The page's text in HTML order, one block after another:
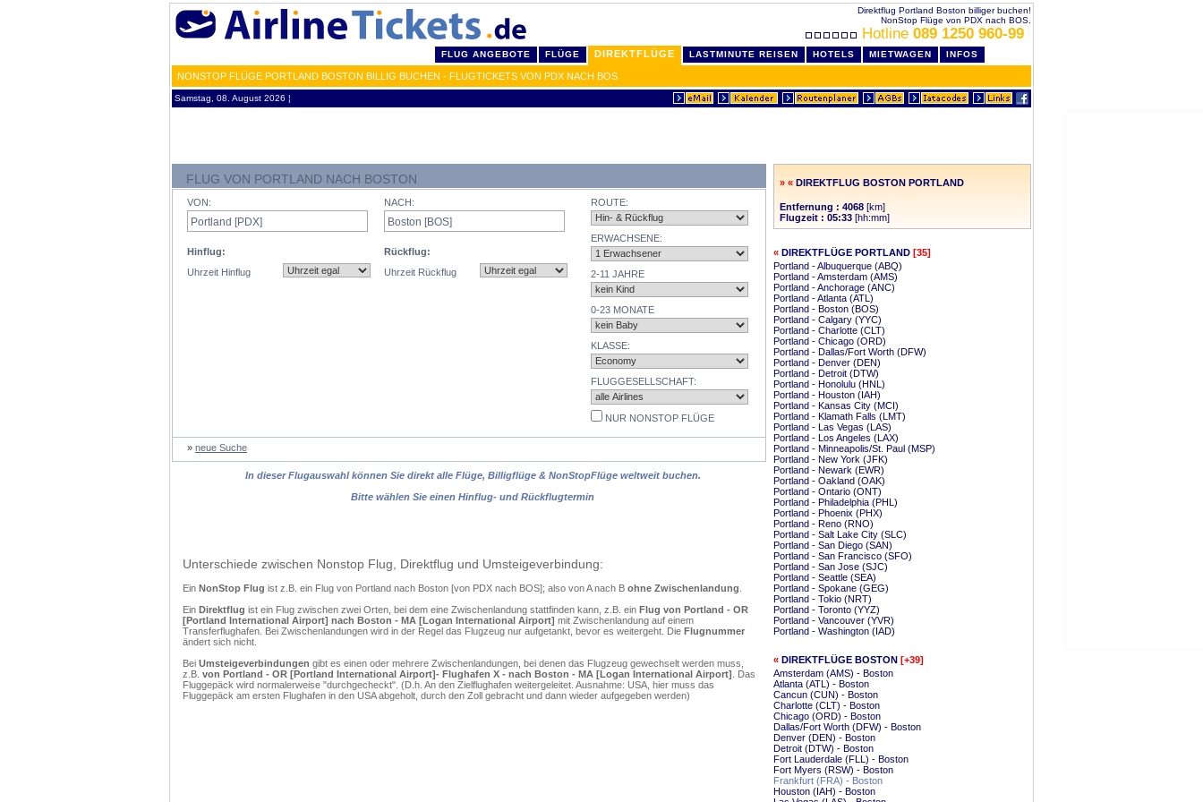
Direktflug Portland Boston billiger buchen!
NonStop Flüge von PDX nach BOS.
Hotline 089 1250 960-99
FLUG ANGEBOTE FLÜGE DIREKTFLÜGE LASTMINUTE REISEN HOTELS MIETWAGEN INFOS
NONSTOP FLÜGE PORTLAND BOSTON BILLIG BUCHEN - FLUGTICKETS VON PDX NACH BOS
Samstag, 08. August 2026 ¦
FLUG VON PORTLAND NACH BOSTON
VON:
Hinflug:
Uhrzeit Hinflug
NACH:
Rückflug:
Uhrzeit Rückflug
ROUTE:
ERWACHSENE:
2-11 JAHRE
0-23 MONATE
KLASSE:
FLUGGESELLSCHAFT:
NUR NONSTOP FLÜGE
» neue Suche
In dieser Flugauswahl können Sie direkt alle Flüge, Billigflüge & NonStopFlüge weltweit buchen.
Bitte wählen Sie einen Hinflug- und Rückflugtermin
Unterschiede zwischen Nonstop Flug, Direktflug und Umsteigeverbindung:
Ein NonStop Flug ist z.B. ein Flug von Portland nach Boston [von PDX nach BOS]; also von A nach B ohne Zwischenlandung
Ein Direktflug ist ein Flug zwischen zwei Orten, bei dem eine Zwischenlandung stattfinden kann, z.B. ein Flug von Portland - OR
[Portland International Airport] nach Boston - MA [Logan International Airport] mit Zwischenlandung auf einem
Transferflughafen. Bei Zwischenlandungen wird in der Regel das Flugzeug nur aufgetankt, bevor es weitergeht. Die Flugnummer
ändert sich nicht.
Bei Umsteigeverbindungen gibt es einen oder mehrere Zwischenlandungen, bei denen das Flugzeug gewechselt werden muss,
z.B. von Portland - OR [Portland International Airport]- Flughafen X - nach Boston - MA [Logan International Airport] . Das
Fluggepäck wird normalerweise "durchgecheckt". (D.h. An den Zielflughafen weitergeleitet. Ausnahme: USA, hier muss das
Fluggepäck am ersten Flughafen in den USA abgeholt, durch den Zoll gebracht und dann wieder aufgegeben werden)
» « DIREKTFLUG BOSTON PORTLAND
Entfernung : 4068 [km]
Flugzeit : 05:33 [hh:mm]
« DIREKTFLÜGE PORTLAND [35]
Portland - Albuquerque (ABQ)
Portland - Amsterdam (AMS)
Portland - Anchorage (ANC)
Portland - Atlanta (ATL)
Portland - Boston (BOS)
Portland - Calgary (YYC)
Portland - Charlotte (CLT)
Portland - Chicago (ORD)
Portland - Dallas/Fort Worth (DFW)
Portland - Denver (DEN)
Portland - Detroit (DTW)
Portland - Honolulu (HNL)
Portland - Houston (IAH)
Portland - Kansas City (MCI)
Portland - Klamath Falls (LMT)
Portland - Las Vegas (LAS)
Portland - Los Angeles (LAX)
Portland - Minneapolis/St. Paul (MSP)
Portland - New York (JFK)
Portland - Newark (EWR)
Portland - Oakland (OAK)
Portland - Ontario (ONT)
Portland - Philadelphia (PHL)
Portland - Phoenix (PHX)
Portland - Reno (RNO)
Portland - Salt Lake City (SLC)
Portland - San Diego (SAN)
Portland - San Francisco (SFO)
Portland - San Jose (SJC)
Portland - Seattle (SEA)
Portland - Spokane (GEG)
Portland - Tokio (NRT)
Portland - Toronto (YYZ)
Portland - Vancouver (YVR)
Portland - Washington (IAD)
« DIREKTFLÜGE BOSTON [+39]
Amsterdam (AMS) - Boston
Atlanta (ATL) - Boston
Cancun (CUN) - Boston
Charlotte (CLT) - Boston
Chicago (ORD) - Boston
Dallas/Fort Worth (DFW) - Boston
Denver (DEN) - Boston
Detroit (DTW) - Boston
Fort Lauderdale (FLL) - Boston
Fort Myers (RSW) - Boston
Frankfurt (FRA) - Boston
Houston (IAH) - Boston